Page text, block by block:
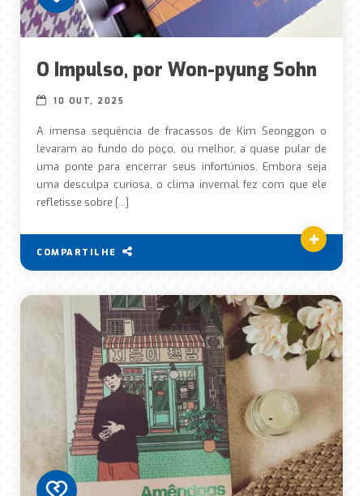
O Impulso, por Won-pyung Sohn
10 OUT, 2025
A imensa sequência de fracassos de Kim Seonggon o
levaram ao fundo do poço, ou melhor, a quase pular de
uma ponte para encerrar seus infortúnios. Embora seja
uma desculpa curiosa, o clima invernal fez com que ele
refletisse sobre […]
COMPARTILHE